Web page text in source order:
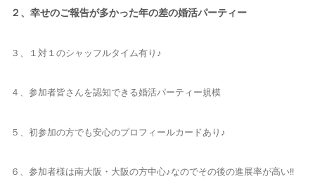
２、幸せのご報告が多かった年の差の婚活パーティー
３、１対１のシャッフルタイム有り♪
４、参加者皆さんを認知できる婚活パーティー規模
５、初参加の方でも安心のプロフィールカードあり♪
６、参加者様は南大阪・大阪の方中心♪なのでその後の進展率が高い!!